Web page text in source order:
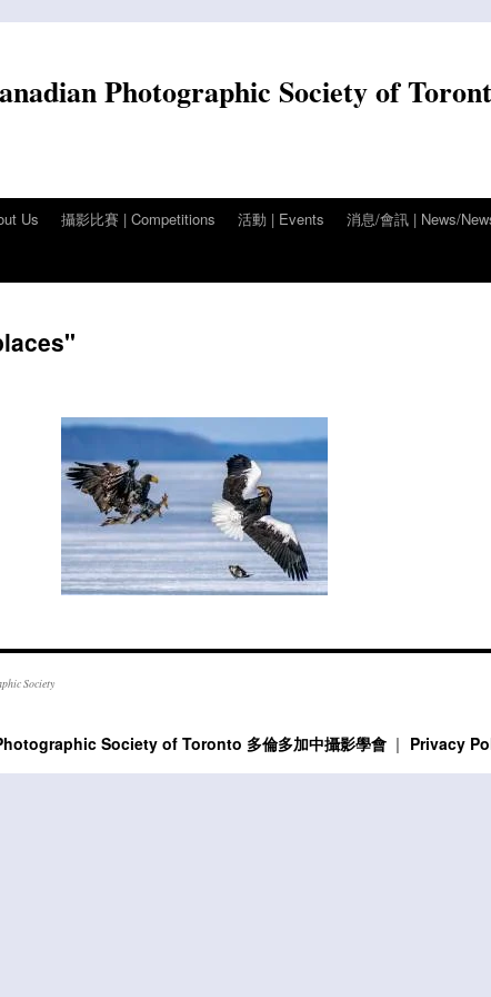
Photographic Society of
Us 攝影比賽 | Competitions 活動 | Events 消息/會訊 | News/
Society
Society of Toronto 多倫多加中攝影學會 Privacy